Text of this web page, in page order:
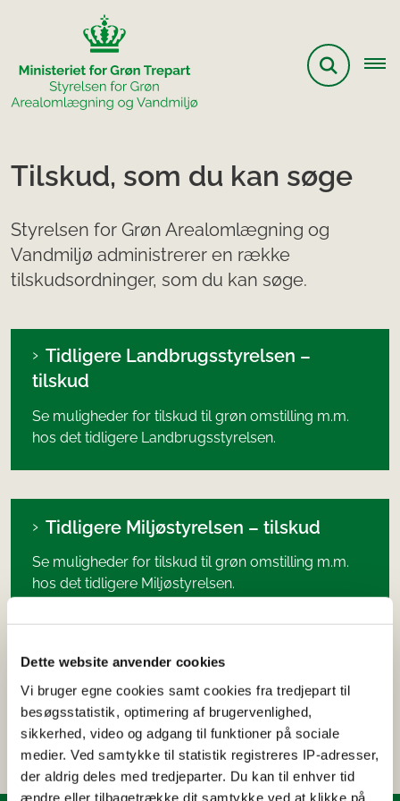
Dette website anvender cookies
Vi bruger egne cookies samt cookies fra tredjepart til
besøgsstatistik, optimering af brugervenlighed,
sikkerhed, video og adgang til funktioner på sociale
medier. Ved samtykke til statistik registreres IP-adresser,
der aldrig deles med tredjeparter. Du kan til enhver tid
ændre eller tilbagetrække dit samtykke ved at klikke på
Tilskud, som du kan søge
Styrelsen for Grøn Arealomlægning og
Vandmiljø administrerer en række
tilskudsordninger, som du kan søge.
Tidligere Landbrugsstyrelsen –
tilskud
Se muligheder for tilskud til grøn omstilling m.m.
hos det tidligere Landbrugsstyrelsen.
Tidligere Miljøstyrelsen – tilskud
Se muligheder for tilskud til grøn omstilling m.m.
hos det tidligere Miljøstyrelsen.
Naturstyrelsen
Se muligheder for tilskud til grøn omstilling m.m.
hos Naturstyrelsen.